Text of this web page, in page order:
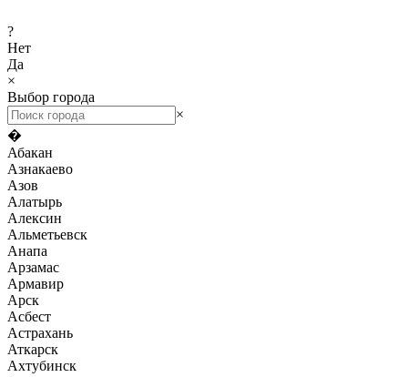
?
Нет
Да
×
Выбор города
×
�
Абакан
Азнакаево
Азов
Алатырь
Алексин
Альметьевск
Анапа
Арзамас
Армавир
Арск
Асбест
Астрахань
Аткарск
Ахтубинск